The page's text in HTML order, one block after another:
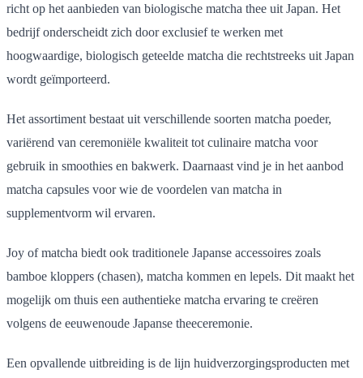
richt op het aanbieden van biologische matcha thee uit Japan. Het
bedrijf onderscheidt zich door exclusief te werken met
hoogwaardige, biologisch geteelde matcha die rechtstreeks uit Japan
wordt geïmporteerd.
Het assortiment bestaat uit verschillende soorten matcha poeder,
variërend van ceremoniële kwaliteit tot culinaire matcha voor
gebruik in smoothies en bakwerk. Daarnaast vind je in het aanbod
matcha capsules voor wie de voordelen van matcha in
supplementvorm wil ervaren.
Joy of matcha biedt ook traditionele Japanse accessoires zoals
bamboe kloppers (chasen), matcha kommen en lepels. Dit maakt het
mogelijk om thuis een authentieke matcha ervaring te creëren
volgens de eeuwenoude Japanse theeceremonie.
Een opvallende uitbreiding is de lijn huidverzorgingsproducten met